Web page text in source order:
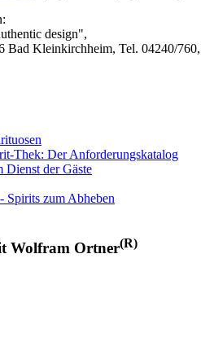
design",
Bad Kleinkirchheim, Tel. 04240/
Thek: Der Anforderungskatalog
Dienst der Gäste
Spirits zum Abheben
Wolfram Ortner(R)